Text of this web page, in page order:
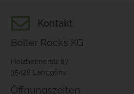
Kontakt
Boller Rocks KG
Holzheimerstr. 87
35428 Langgöns
Öffnungszeiten